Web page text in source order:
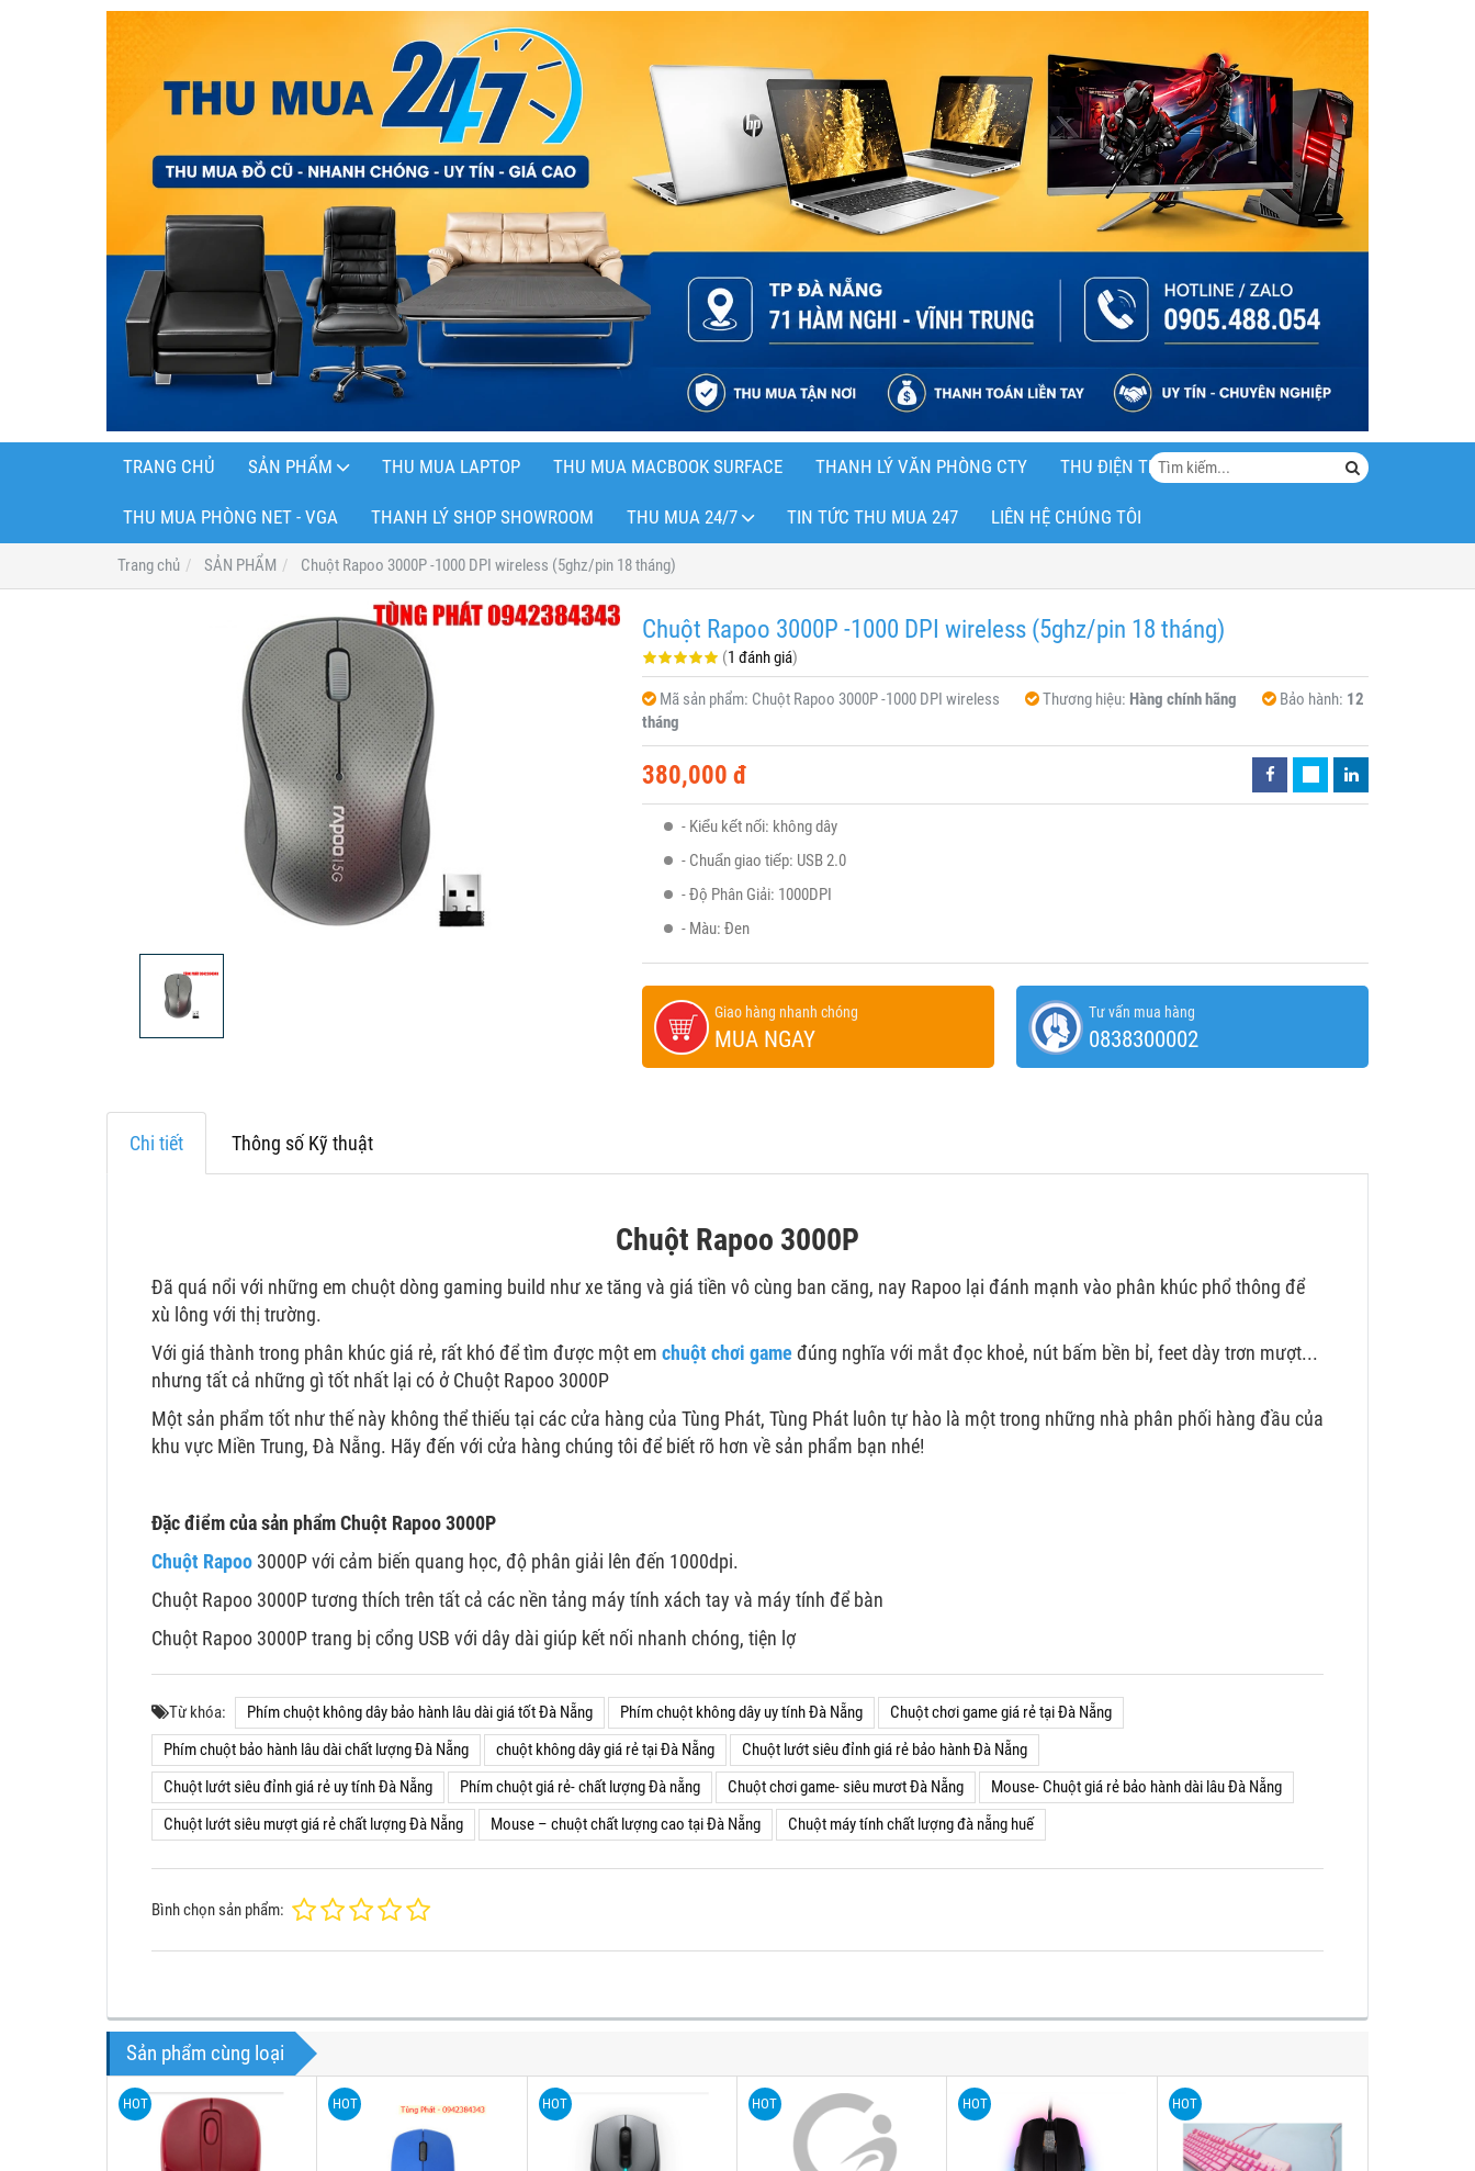
TRANG CHỦ SẢN PHẨM THU MUA LAPTOP THU MUA MACBOOK SURFACE THANH LÝ VĂN PHÒNG CTY THU ĐIỆN THOẠI
THU MUA PHÒNG NET - VGA THANH LÝ SHOP SHOWROOM THU MUA 24/7 TIN TỨC THU MUA 247 LIÊN HỆ CHÚNG TÔI
Trang chủ SẢN PHẨM Chuột Rapoo 3000P -1000 DPI wireless (5ghz/pin 18 tháng)
Chuột Rapoo 3000P -1000 DPI wireless (5ghz/pin 18 tháng)
(1 đánh giá)
Mã sản phẩm: Chuột Rapoo 3000P -1000 DPI wireless Thương hiệu: Hàng chính hãng Bảo hành: 12
tháng
380,000 đ
- Kiểu kết nối: không dây
- Chuẩn giao tiếp: USB 2.0
- Độ Phân Giải: 1000DPI
- Màu: Đen
Giao hàng nhanh chóng
MUA NGAY
Tư vấn mua hàng
0838300002
Chi tiết Thông số Kỹ thuật
Chuột Rapoo 3000P
Đã quá nổi với những em chuột dòng gaming build như xe tăng và giá tiền vô cùng ban căng, nay Rapoo lại đánh mạnh vào phân khúc phổ thông để
xù lông với thị trường.
Với giá thành trong phân khúc giá rẻ, rất khó để tìm được một em chuột chơi game đúng nghĩa với mắt đọc khoẻ, nút bấm bền bỉ, feet dày trơn mượt...
nhưng tất cả những gì tốt nhất lại có ở Chuột Rapoo 3000P
Một sản phẩm tốt như thế này không thể thiếu tại các cửa hàng của Tùng Phát, Tùng Phát luôn tự hào là một trong những nhà phân phối hàng đầu của
khu vực Miền Trung, Đà Nẵng. Hãy đến với cửa hàng chúng tôi để biết rõ hơn về sản phẩm bạn nhé!
Đặc điểm của sản phẩm Chuột Rapoo 3000P
Chuột Rapoo 3000P với cảm biến quang học, độ phân giải lên đến 1000dpi.
Chuột Rapoo 3000P tương thích trên tất cả các nền tảng máy tính xách tay và máy tính để bàn
Chuột Rapoo 3000P trang bị cổng USB với dây dài giúp kết nối nhanh chóng, tiện lợ
Từ khóa: Phím chuột không dây bảo hành lâu dài giá tốt Đà Nẵng Phím chuột không dây uy tính Đà Nẵng
Chuột chơi game giá rẻ tại Đà Nẵng
Phím chuột bảo hành lâu dài chất lượng Đà Nẵng
chuột không dây giá rẻ tại Đà Nẵng
Chuột lướt siêu đỉnh giá rẻ bảo hành Đà Nẵng
Chuột lướt siêu đỉnh giá rẻ uy tính Đà Nẵng
Phím chuột giá rẻ- chất lượng Đà nẵng Chuột chơi game- siêu mươt Đà Nẵng
Mouse- Chuột giá rẻ bảo hành dài lâu Đà Nẵng
Chuột lướt siêu mượt giá rẻ chất lượng Đà Nẵng
Mouse – chuột chất lượng cao tại Đà Nẵng Chuột máy tính chất lượng đà nẵng huế
Bình chọn sản phẩm:
Sản phẩm cùng loại
HOT HOT HOT HOT HOT HOT